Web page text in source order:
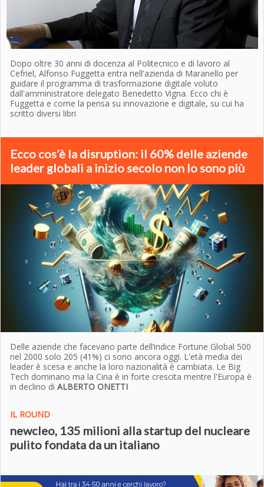
Dopo oltre 30 anni di docenza al Politecnico e di lavoro al
Cefriel, Alfonso Fuggetta entra nell'azienda di Maranello per
guidare il programma di trasformazione digitale voluto
dall'amministratore delegato Benedetto Vigna. Ecco chi è
Fuggetta e come la pensa su innovazione e digitale, su cui ha
scritto diversi libri
Ecco cos’è la disruption: il 60% delle aziende
leader globali a inizio secolo non lo sono più
Delle aziende che facevano parte dell’indice Fortune Global 500
nel 2000 solo 205 (41%) ci sono ancora oggi. L'età media dei
leader è scesa e anche la loro nazionalità è cambiata. Le Big
Tech dominano ma la Cina è in forte crescita mentre l'Europa è
in declino di ALBERTO ONETTI
IL ROUND
newcleo, 135 milioni alla startup del nucleare
pulito fondata da un italiano